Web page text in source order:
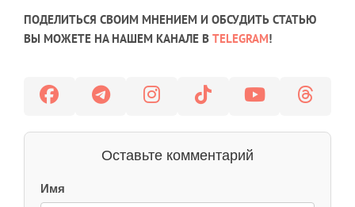
ПОДЕЛИТЬСЯ СВОИМ МНЕНИЕМ И ОБСУДИТЬ СТАТЬЮ
ВЫ МОЖЕТЕ НА НАШЕМ КАНАЛЕ В TELEGRAM!
Оставьте комментарий
Имя